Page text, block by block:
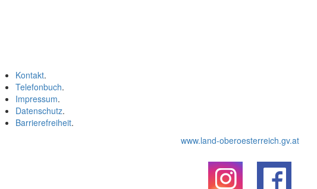
Kontakt.
Telefonbuch.
Impressum.
Datenschutz.
Barrierefreiheit.
www.land-oberoesterreich.gv.at